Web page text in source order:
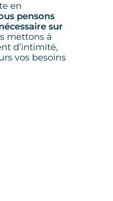
en
pensons
sur
mettons à
d’intimité,
vos besoins